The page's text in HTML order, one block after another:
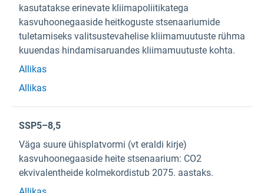
kasutatakse erinevate kliimapoliitikatega
kasvuhoonegaaside heitkoguste stsenaariumide
tuletamiseks valitsustevahelise kliimamuutuste rühma
kuuendas hindamisaruandes kliimamuutuste kohta.
Allikas
Allikas
SSP5–8,5
Väga suure ühisplatvormi (vt eraldi kirje)
kasvuhoonegaaside heite stsenaarium: CO2
ekvivalentheide kolmekordistub 2075. aastaks.